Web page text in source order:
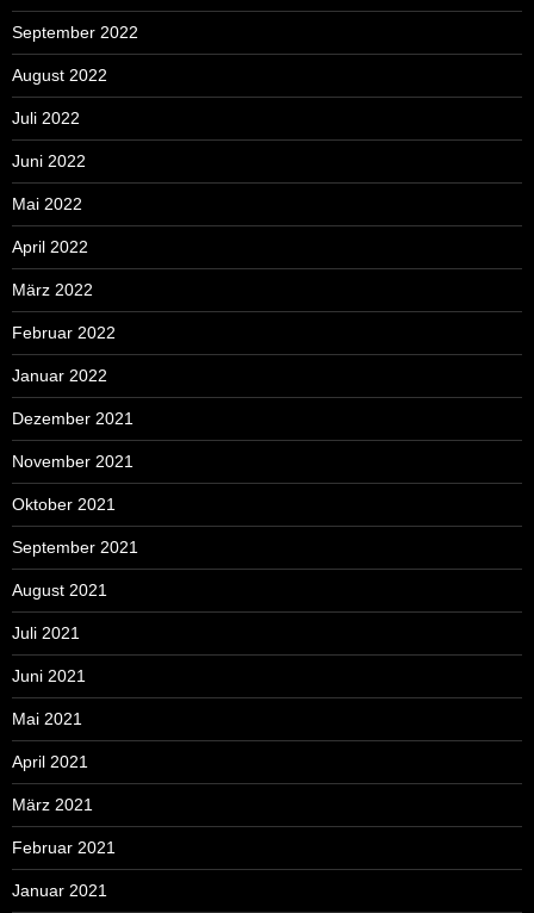
September 2022
August 2022
Juli 2022
Juni 2022
Mai 2022
April 2022
März 2022
Februar 2022
Januar 2022
Dezember 2021
November 2021
Oktober 2021
September 2021
August 2021
Juli 2021
Juni 2021
Mai 2021
April 2021
März 2021
Februar 2021
Januar 2021